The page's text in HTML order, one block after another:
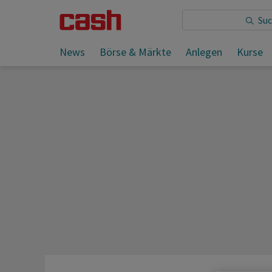
News Börse & Märkte Anlegen Kurse
Sie lesen: